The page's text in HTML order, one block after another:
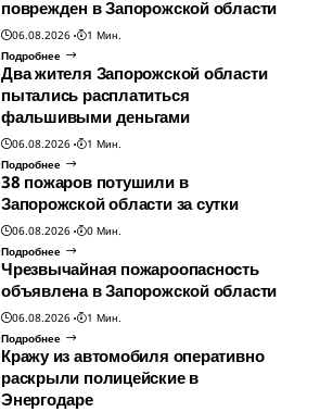
поврежден в Запорожской области
06.08.2026
1 Мин.
Подробнее
Два жителя Запорожской области
пытались расплатиться
фальшивыми деньгами
06.08.2026
1 Мин.
Подробнее
38 пожаров потушили в
Запорожской области за сутки
06.08.2026
0 Мин.
Подробнее
Чрезвычайная пожароопасность
объявлена в Запорожской области
06.08.2026
1 Мин.
Подробнее
Кражу из автомобиля оперативно
раскрыли полицейские в
Энергодаре